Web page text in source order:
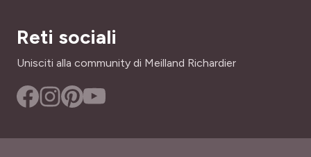
PORTAMENTO
Cespuglio
69051
ALTEZZA A MATURITÀ
INTERESSE DECORATIVO
Fioritura decorativa, Portamento geometrico, Fiori
Reti sociali
Unisciti alla community di Meilland Richardier